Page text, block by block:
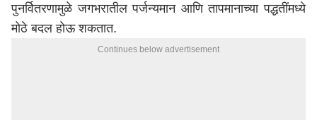
पुनर्वितरणामुळे जगभरातील पर्जन्यमान आणि तापमानाच्या पद्धतींमध्ये
मोठे बदल होऊ शकतात.
Continues below advertisement